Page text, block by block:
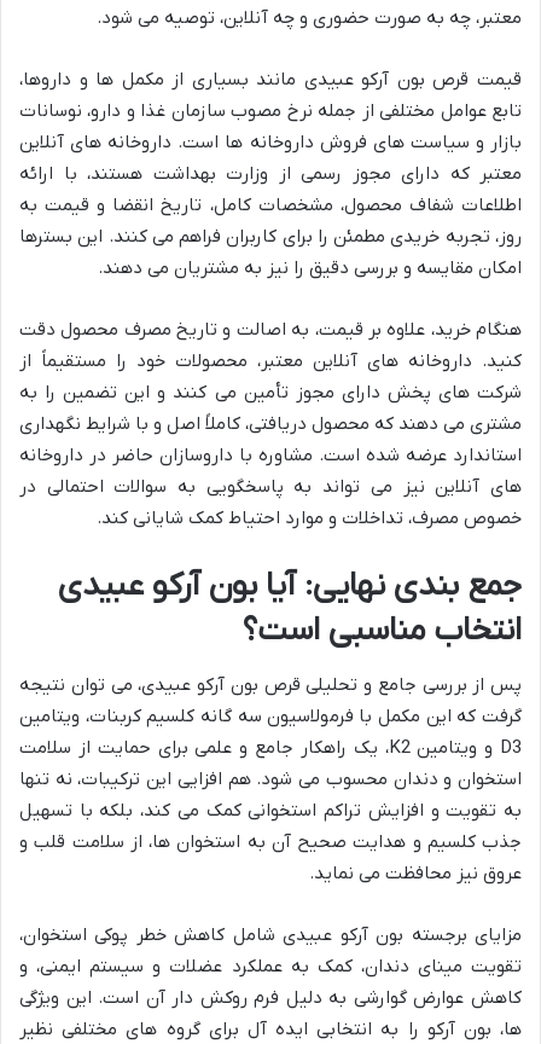
معتبر، چه به صورت حضوری و چه آنلاین، توصیه می شود.
قیمت قرص بون آرکو عبیدی مانند بسیاری از مکمل ها و داروها،
تابع عوامل مختلفی از جمله نرخ مصوب سازمان غذا و دارو، نوسانات
بازار و سیاست های فروش داروخانه ها است. داروخانه های آنلاین
معتبر که دارای مجوز رسمی از وزارت بهداشت هستند، با ارائه
اطلاعات شفاف محصول، مشخصات کامل، تاریخ انقضا و قیمت به
روز، تجربه خریدی مطمئن را برای کاربران فراهم می کنند. این بسترها
امکان مقایسه و بررسی دقیق را نیز به مشتریان می دهند.
هنگام خرید، علاوه بر قیمت، به اصالت و تاریخ مصرف محصول دقت
کنید. داروخانه های آنلاین معتبر، محصولات خود را مستقیماً از
شرکت های پخش دارای مجوز تأمین می کنند و این تضمین را به
مشتری می دهند که محصول دریافتی، کاملاً اصل و با شرایط نگهداری
استاندارد عرضه شده است. مشاوره با داروسازان حاضر در داروخانه
های آنلاین نیز می تواند به پاسخگویی به سوالات احتمالی در
خصوص مصرف، تداخلات و موارد احتیاط کمک شایانی کند.
جمع بندی نهایی: آیا بون آرکو عبیدی
انتخاب مناسبی است؟
پس از بررسی جامع و تحلیلی قرص بون آرکو عبیدی، می توان نتیجه
گرفت که این مکمل با فرمولاسیون سه گانه کلسیم کربنات، ویتامین
D3 و ویتامین K2، یک راهکار جامع و علمی برای حمایت از سلامت
استخوان و دندان محسوب می شود. هم افزایی این ترکیبات، نه تنها
به تقویت و افزایش تراکم استخوانی کمک می کند، بلکه با تسهیل
جذب کلسیم و هدایت صحیح آن به استخوان ها، از سلامت قلب و
عروق نیز محافظت می نماید.
مزایای برجسته بون آرکو عبیدی شامل کاهش خطر پوکی استخوان،
تقویت مینای دندان، کمک به عملکرد عضلات و سیستم ایمنی، و
کاهش عوارض گوارشی به دلیل فرم روکش دار آن است. این ویژگی
ها، بون آرکو را به انتخابی ایده آل برای گروه های مختلفی نظیر